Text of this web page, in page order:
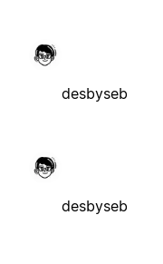
desbyseb
desbyseb